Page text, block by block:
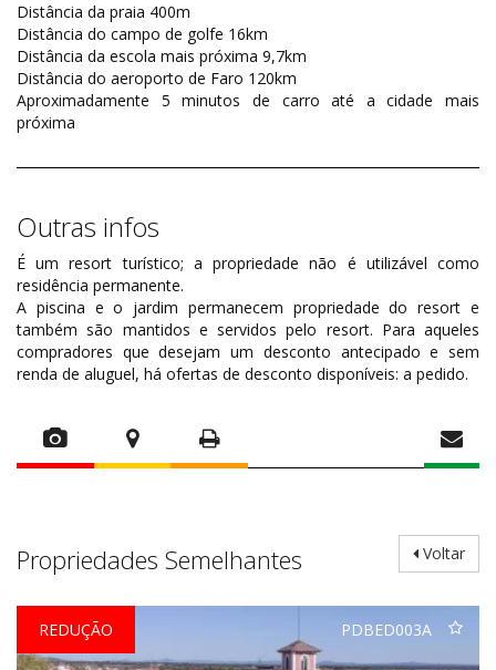
Distância da praia 400m
Distância do campo de golfe 16km
Distância da escola mais próxima 9,7km
Distância do aeroporto de Faro 120km
Aproximadamente 5 minutos de carro até a cidade mais
próxima
Outras infos
É um resort turístico; a propriedade não é utilizável como
residência permanente.
A piscina e o jardim permanecem propriedade do resort e
também são mantidos e servidos pelo resort. Para aqueles
compradores que desejam um desconto antecipado e sem
renda de aluguel, há ofertas de desconto disponíveis: a pedido.
Voltar
Propriedades Semelhantes
PDBED003A
REDUÇÃO